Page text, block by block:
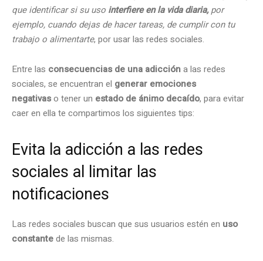
que identificar si su uso interfiere en la vida diaria,por
ejemplo, cuando dejas de hacer tareas, de cumplir con tu
trabajo o alimentarte, por usar las redes sociales.
Entre las consecuencias de una adiccióna las redes
sociales, se encuentran el generar emociones
negativaso tener un estado de ánimo decaído, para evitar
caer en ella te compartimos los siguientes tips:
Evita la adicción a las redes
sociales al limitar las
notificaciones
Las redes sociales buscan que sus usuarios estén en uso
constantede las mismas.